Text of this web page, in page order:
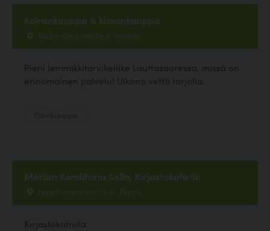
Koirankauppa & kissankauppa
Tallbergin puistotie 7, Helsinki
Pieni lemmikkitarvikeliike Lauttasaaressa, missä on
erinomainen palvelu! Ulkona vettä tarjolla.
Marian Konditoria Sello, Kirjastokahvila
Leppävaarankatu 3-9 , Espoo
Kirjastokahvila